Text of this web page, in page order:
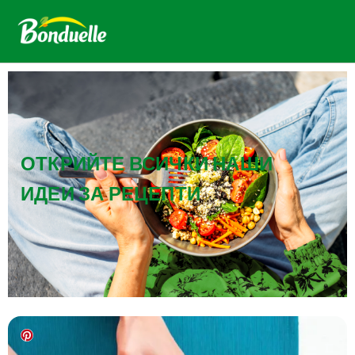
ОТКРИЙТЕ ВСИЧКИ НАШИ
ИДЕИ ЗА РЕЦЕПТИ